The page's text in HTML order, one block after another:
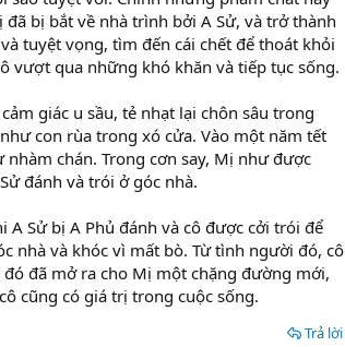
bị bắt về nhà trình bởi A Sử, và trở thành
tuyệt vọng, tìm đến cái chết để thoát khỏi
vượt qua những khó khăn và tiếp tục sống.
giác u sầu, tẻ nhạt lại chôn sâu trong
con rùa trong xó cửa. Vào một năm tết
chán. Trong cơn say, Mị như được
đánh và trói ở góc nhà.
Sử bị A Phủ đánh và cô được cởi trói để
nhà và khóc vì mất bò. Từ tình người đó, cô
đã mở ra cho Mị một chặng đường mới,
cũng có giá trị trong cuộc sống.
Trả lời